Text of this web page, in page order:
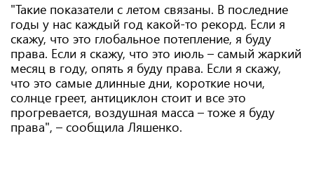
"Такие показатели с летом связаны. В последние
годы у нас каждый год какой-то рекорд. Если я
скажу, что это глобальное потепление, я буду
права. Если я скажу, что это июль – самый жаркий
месяц в году, опять я буду права. Если я скажу,
что это самые длинные дни, короткие ночи,
солнце греет, антициклон стоит и все это
прогревается, воздушная масса – тоже я буду
права", – сообщила Ляшенко.